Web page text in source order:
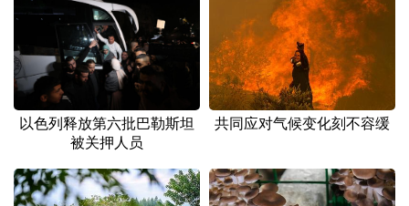
English Español Français عربى
Русский язык 日本語 한국어
Deutsch
以色列释放第六批巴勒斯坦
被关押人员
共同应对气候变化刻不容缓